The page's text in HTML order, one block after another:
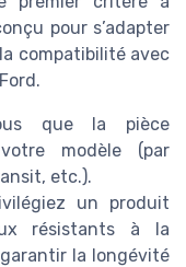
pour s’adapter
compatibilité avec
que la pièce
modèle (par
etc.).
un produit
résistants à la
la longévité